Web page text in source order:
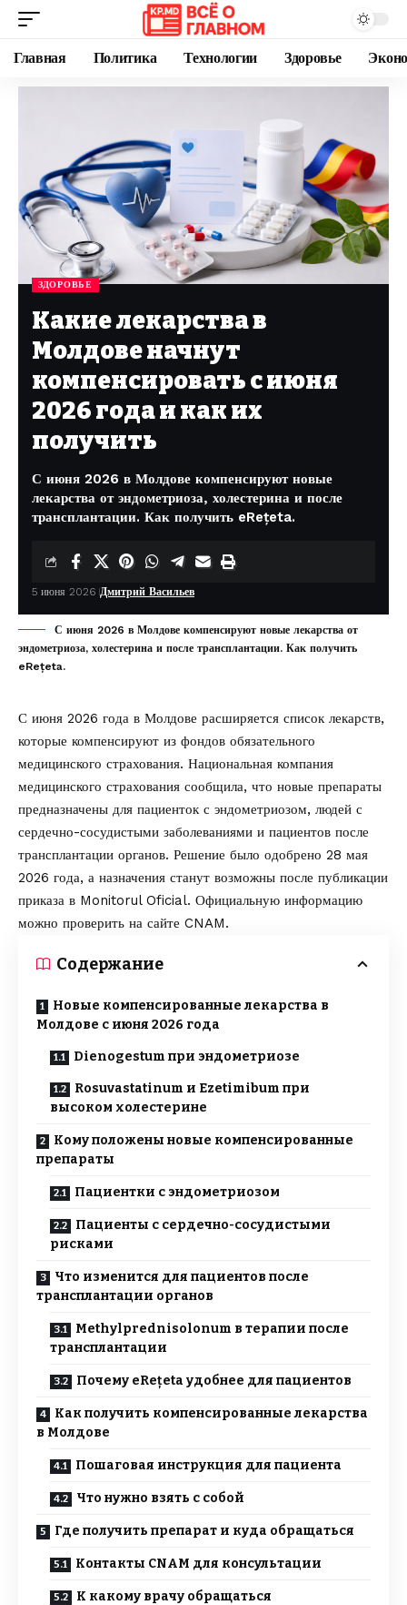
Главная Политика Технологии Здоровье
ЗДОРОВЬЕ
Какие лекарства в
Молдове начнут
компенсировать с июня
2026 года и как их
получить
С июня 2026 в Молдове компенсируют новые
лекарства от эндометриоза, холестерина и после
трансплантации. Как получить eRețeta.
5 июня 2026 Дмитрий Васильев
С июня 2026 в Молдове компенсируют новые лекарства от
эндометриоза, холестерина и после трансплантации. Как получить
eRețeta.
С июня 2026 года в Молдове расширяется список лекарств,
которые компенсируют из фондов обязательного
медицинского страхования. Национальная компания
медицинского страхования сообщила, что новые препараты
предназначены для пациенток с эндометриозом, людей с
сердечно-сосудистыми заболеваниями и пациентов после
трансплантации органов. Решение было одобрено 28 мая
2026 года, а назначения станут возможны после публикации
приказа в Monitorul Oficial. Официальную информацию
можно проверить на сайте CNAM.
Содержание
Новые компенсированные лекарства в
Молдове с июня 2026 года
Dienogestum при эндометриозе
Rosuvastatinum и Ezetimibum при
высоком холестерине
Кому положены новые компенсированные
препараты
Пациентки с эндометриозом
Пациенты с сердечно-сосудистыми
рисками
Что изменится для пациентов после
трансплантации органов
Methylprednisolonum в терапии после
трансплантации
Почему eRețeta удобнее для пациентов
Как получить компенсированные лекарства
в Молдове
Пошаговая инструкция для пациента
Что нужно взять с собой
Где получить препарат и куда обращаться
Контакты CNAM для консультации
К какому врачу обращаться